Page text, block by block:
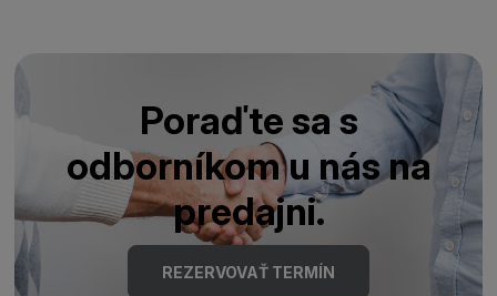
Poraďte sa s
odborníkom u nás na
predajni.
REZERVOVAŤ TERMÍN